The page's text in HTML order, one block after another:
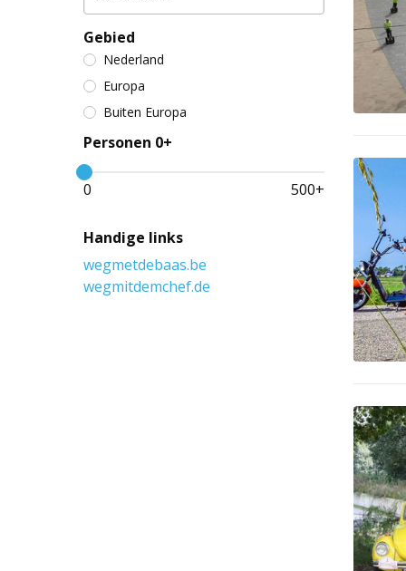
Gebied
Nederland
Europa
Buiten Europa
Personen 0+
0 500+
Handige links
wegmetdebaas.be
wegmitdemchef.de